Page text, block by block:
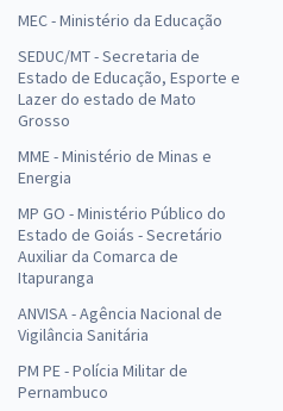
MEC - Ministério da Educação
SEDUC/MT - Secretaria de
Estado de Educação, Esporte e
Lazer do estado de Mato
Grosso
MME - Ministério de Minas e
Energia
MP GO - Ministério Público do
Estado de Goiás - Secretário
Auxiliar da Comarca de
Itapuranga
ANVISA - Agência Nacional de
Vigilância Sanitária
PM PE - Polícia Militar de
Pernambuco